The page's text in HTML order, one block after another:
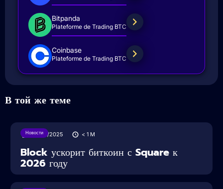
Bitpanda
Plateforme de Trading BTC
Coinbase
Plateforme de Trading BTC
В той же теме
Новости
28/05/2025 < 1 M
Block ускорит биткоин с Square к
2026 году